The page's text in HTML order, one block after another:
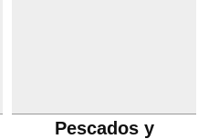
Pescados y